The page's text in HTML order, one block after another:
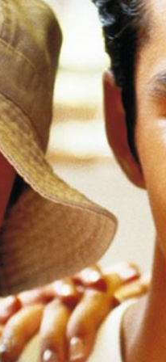
7
13
19
31
МК-
Партнер
на сайте изданий